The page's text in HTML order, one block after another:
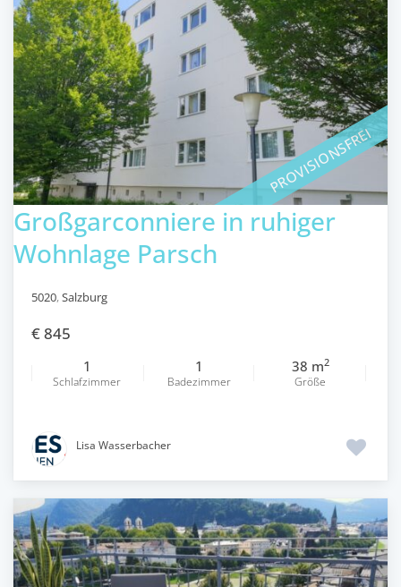
PROVISIONSFREI
Großgarconniere in ruhiger
Wohnlage Parsch
5020,Salzburg
€ 845
1
Schlafzimmer
1
Badezimmer
38 m2
Größe
Lisa Wasserbacher